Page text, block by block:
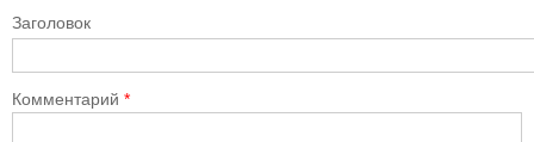
Заголовок
Комментарий *